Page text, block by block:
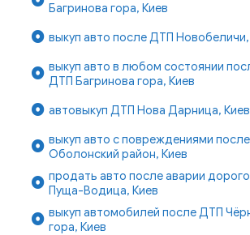
Багринова гора, Киев
выкуп авто после ДТП Новобеличи,
выкуп авто в любом состоянии
ДТП Багринова гора, Киев
автовыкуп ДТП Нова Дарница, Киев
выкуп авто с повреждениями
Оболонский район, Киев
продать авто после аварии дорого
Пуща-Водица, Киев
выкуп автомобилей после ДТП
гора, Киев